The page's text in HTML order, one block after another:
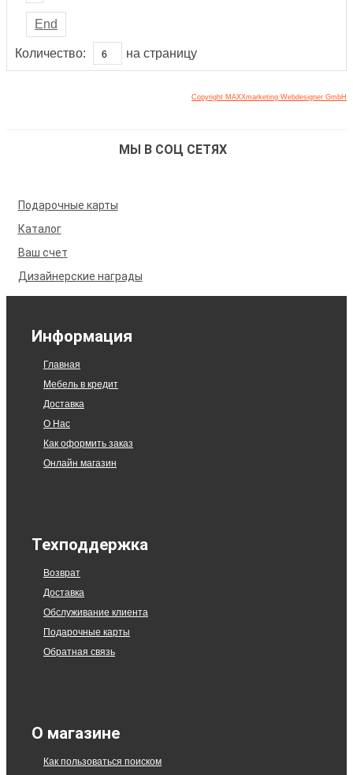
End
Количество: на страницу
Copyright MAXXmarketing Webdesigner GmbH
МЫ В СОЦ СЕТЯХ
Подарочные карты
Каталог
Ваш счет
Дизайнерские награды
Информация
Главная
Мебель в кредит
Доставка
О Нас
Как оформить заказ
Онлайн магазин
Техподдержка
Возврат
Доставка
Обслуживание клиента
Подарочные карты
Обратная связь
О магазине
Как пользоваться поиском